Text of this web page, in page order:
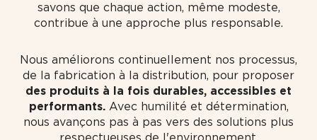
savons que chaque action, même modeste,
contribue à une approche plus responsable.
Nous améliorons continuellement nos processus,
de la fabrication à la distribution, pour proposer
des produits à la fois durables, accessibles et
performants.Avec humilité et détermination,
nous avançons pas à pas vers des solutions plus